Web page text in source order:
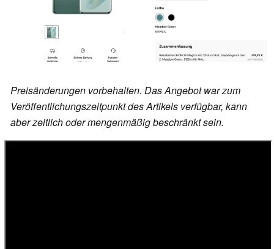
Preisänderungen vorbehalten. Das Angebot war zum
Veröffentlichungszeitpunkt des Artikels verfügbar, kann
aber zeitlich oder mengenmäßig beschränkt sein.